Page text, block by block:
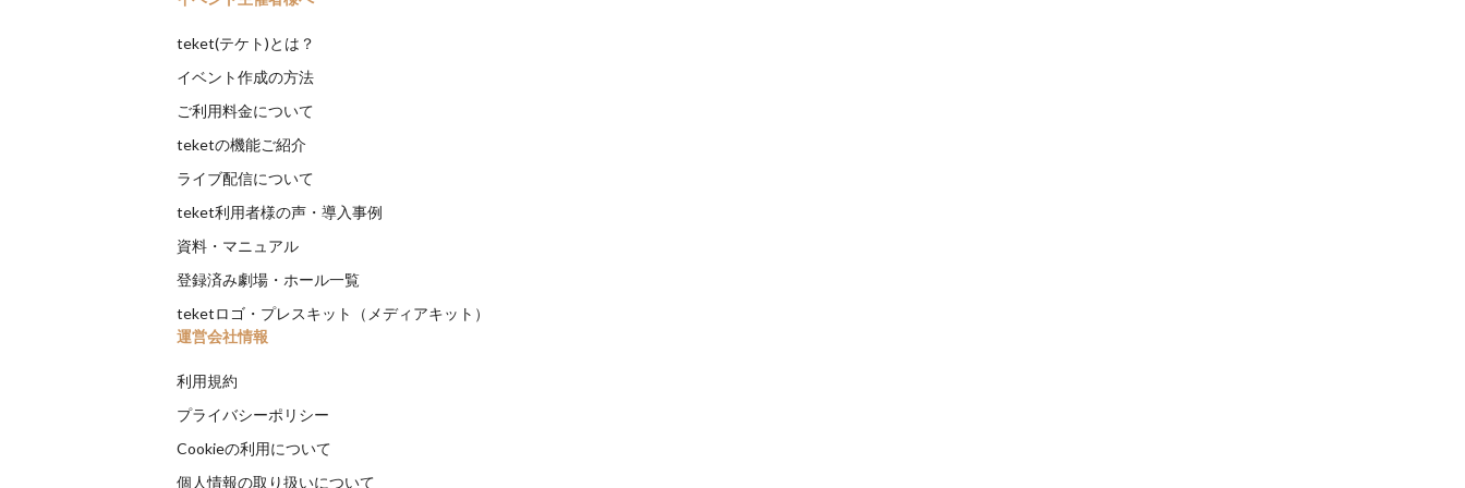
teket(テケト)とは？
イベント作成の方法
ご利用料金について
teketの機能ご紹介
ライブ配信について
teket利用者様の声・導入事例
資料・マニュアル
登録済み劇場・ホール一覧
teketロゴ・プレスキット（メディアキット）
運営会社情報
利用規約
プライバシーポリシー
Cookieの利用について
個人情報の取り扱いについて